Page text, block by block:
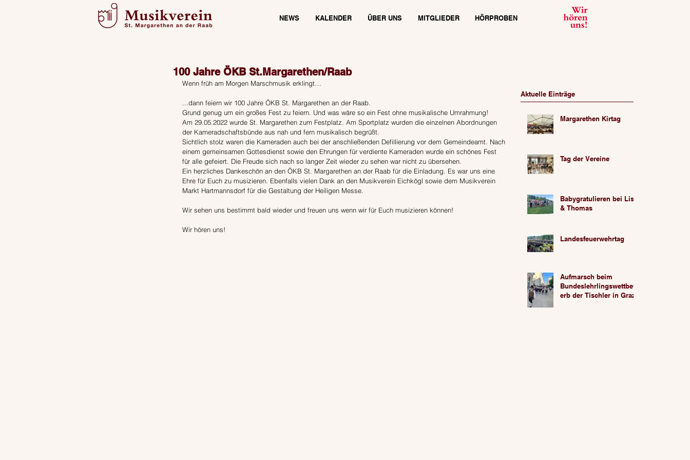
NEWS KALENDER ÜBER UNS MITGLIEDER HÖRPROBEN
100 Jahre ÖKB St.Margarethen/Raab
Wenn früh am Morgen Marschmusik erklingt…
...dann feiern wir 100 Jahre ÖKB St. Margarethen an der Raab.
Grund genug um ein großes Fest zu feiern. Und was wäre so ein Fest ohne musikalische Umrahmung!
Am 29.05.2022 wurde St. Margarethen zum Festplatz. Am Sportplatz wurden die einzelnen Abordnungen
der Kameradschaftsbünde aus nah und fern musikalisch begrüßt.
Sichtlich stolz waren die Kameraden auch bei der anschließenden Defillierung vor dem Gemeindeamt. Nach
einem gemeinsamen Gottesdienst sowie den Ehrungen für verdiente Kameraden wurde ein schönes Fest
für alle gefeiert. Die Freude sich nach so langer Zeit wieder zu sehen war nicht zu übersehen.
Ein herzliches Dankeschön an den ÖKB St. Margarethen an der Raab für die Einladung. Es war uns eine
Ehre für Euch zu musizieren. Ebenfalls vielen Dank an den Musikverein Eichkögl sowie dem Musikverein
Markt Hartmannsdorf für die Gestaltung der Heiligen Messe.
Wir sehen uns bestimmt bald wieder und freuen uns wenn wir für Euch musizieren können!
Wir hören uns!
Aktuelle Einträge
Margarethen Kirtag
Tag der Vereine
Babygratulieren bei Lisa
& Thomas
Landesfeuerwehrtag
Aufmarsch beim
Bundeslehrlingswettbew
erb der Tischler in Graz